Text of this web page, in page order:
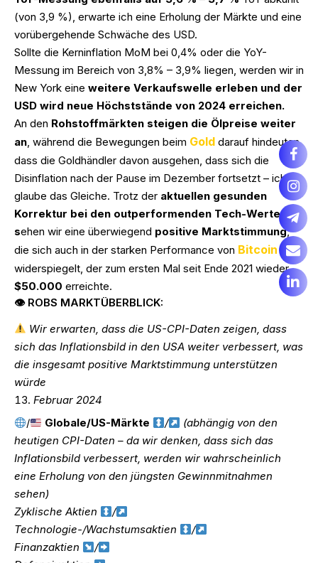
(von 3,9 %), erwarte ich eine Erholung der Märkte und eine
vorübergehende Schwäche des USD.
Sollte die Kerninflation MoM bei 0,4% oder die YoY-
Messung im Bereich von 3,8% – 3,9% liegen, werden wir in
New York eine weitere Verkaufswelle erleben und der
USD wird neue Höchststände von 2024 erreichen.
An den Rohstoffmärkten steigen die Ölpreise weiter
an, während die Bewegungen beim Gold darauf hindeuten,
dass die Goldhändler davon ausgehen, dass sich die
Disinflation nach der Pause im Dezember fortsetzt – ich
glaube das Gleiche. Trotz der aktuellen gesunden
Korrektur bei den outperformenden Tech-Werten
sehen wir eine überwiegend positive Marktstimmung,
die sich auch in der starken Performance von Bitcoin
widerspiegelt, der zum ersten Mal seit Ende 2021 wieder
$50.000 erreichte.
👁 ROBS MARKTÜBERBLICK:
Wir erwarten, dass die US-CPI-Daten zeigen, dass
sich das Inflationsbild in den USA weiter verbessert, was
die insgesamt positive Marktstimmung unterstützen
würde
Februar 2024
/
Globale/US-Märkte /
(abhängig von den
heutigen CPI-Daten – da wir denken, dass sich das
Inflationsbild verbessert, werden wir wahrscheinlich
eine Erholung von den jüngsten Gewinnmitnahmen
sehen)
Zyklische Aktien
/
Technologie-/Wachstumsaktien
/
Finanzaktien
/